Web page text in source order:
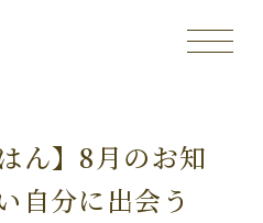
ん】8月のお知
自分に出会う